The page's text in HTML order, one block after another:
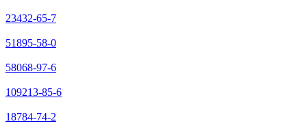
23432-65-7
51895-58-0
58068-97-6
109213-85-6
18784-74-2